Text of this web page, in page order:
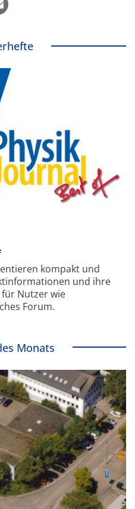
kompakt und
und ihre
Nutzer wie
Forum.
Monats